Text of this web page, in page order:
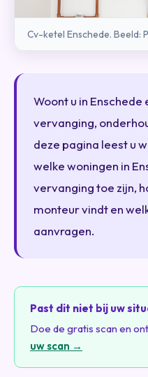
Cv-ketel Enschede. Beeld:
Woont u in
vervanging,
deze pagina leest u
welke woningen in
vervanging toe zijn,
monteur vindt en
aanvragen.
Past dit niet bij uw
Doe de gratis scan en
uw scan →